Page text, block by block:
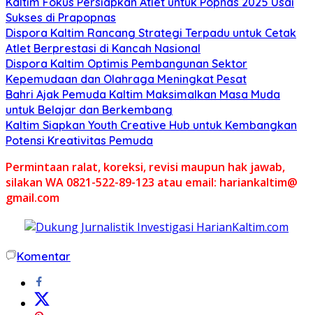
Sukses di Prapopnas
Dispora Kaltim Rancang Strategi Terpadu untuk Cetak
Atlet Berprestasi di Kancah Nasional
Dispora Kaltim Optimis Pembangunan Sektor
Kepemudaan dan Olahraga Meningkat Pesat
Bahri Ajak Pemuda Kaltim Maksimalkan Masa Muda
untuk Belajar dan Berkembang
Kaltim Siapkan Youth Creative Hub untuk Kembangkan
Potensi Kreativitas Pemuda
Permintaan ralat, koreksi, revisi maupun hak jawab,
silakan WA 0821-522-89-123 atau email: hariankaltim@
gmail.com
Komentar